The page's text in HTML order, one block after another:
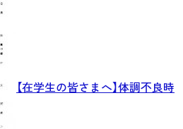
【在学生の皆さまへ】体調不良時